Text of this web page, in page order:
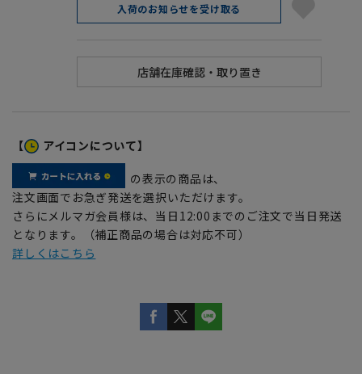
入荷のお知らせを受け取る
【 アイコンについて】
の表示の商品は、
注文画面でお急ぎ発送を選択いただけます。
さらにメルマガ会員様は、当日12:00までのご注文で当日発送
となります。（補正商品の場合は対応不可）
詳しくはこちら